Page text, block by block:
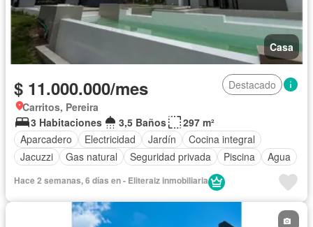
Casa
$ 11.000.000/mes
Destacado
Carritos, Pereira
3 Habitaciones
3,5 Baños
297 m²
Aparcadero
Electricidad Jardín
Cocina integral
Jacuzzi
Gas natural Seguridad privada Piscina Agua
Hace 2 semanas, 6 días en - Eliteraiz inmobiliaria